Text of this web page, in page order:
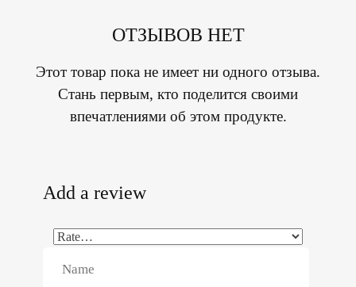
ОТЗЫВОВ НЕТ
Этот товар пока не имеет ни одного отзыва.
Стань первым, кто поделится своими
впечатлениями об этом продукте.
Add a review